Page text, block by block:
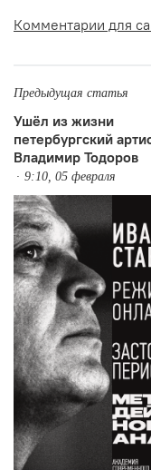
Комментарии для
Предыдущая статья
Ушёл из жизни
петербургский
Владимир Тодоров
9:10, 05 февраля